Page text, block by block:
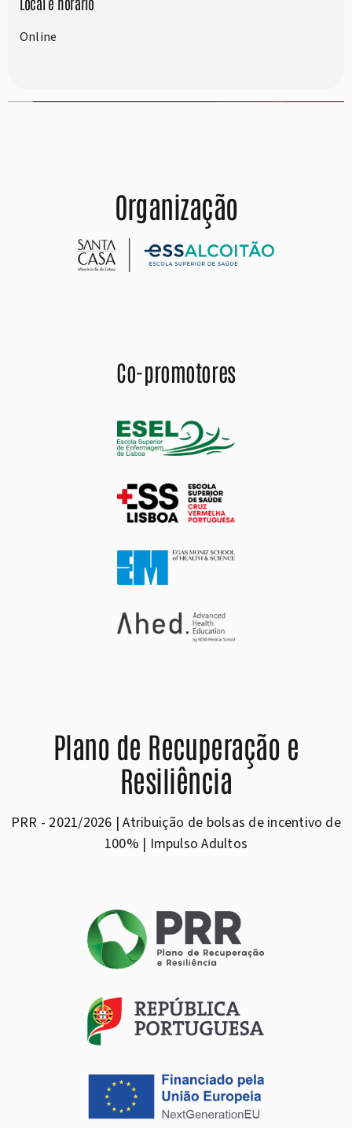
Online
Organização
Co-promotores
Plano de Recuperação e
Resiliência
PRR - 2021/2026 | Atribuição de bolsas de incentivo de
100% | Impulso Adultos